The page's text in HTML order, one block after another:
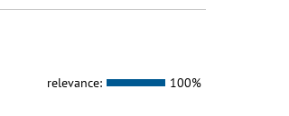
relevance: 100%